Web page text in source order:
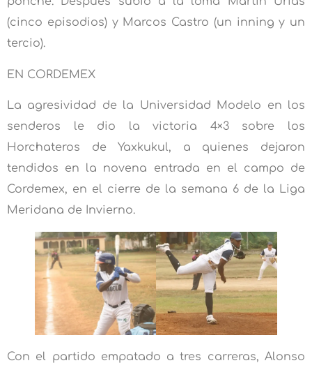
(cinco episodios) y Marcos Castro (un inning y un
tercio).
EN CORDEMEX
La agresividad de la Universidad Modelo en los
senderos le dio la victoria 4×3 sobre los
Horchateros de Yaxkukul, a quienes dejaron
tendidos en la novena entrada en el campo de
Cordemex, en el cierre de la semana 6 de la Liga
Meridana de Invierno.
Con el partido empatado a tres carreras, Alonso